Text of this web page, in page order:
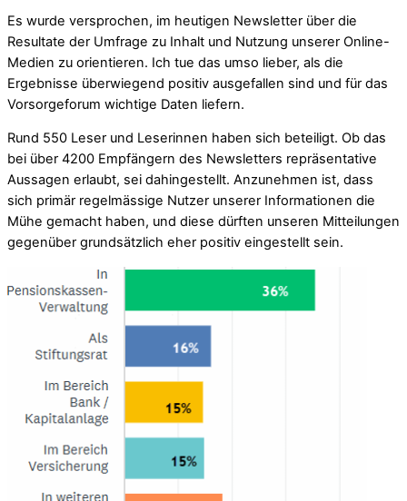
Es wurde versprochen, im heutigen Newsletter über die
Resultate der Umfrage zu Inhalt und Nutzung unserer Online-
Medien zu orientieren. Ich tue das umso lieber, als die
Ergebnisse überwiegend positiv ausgefallen sind und für das
Vorsorgeforum wichtige Daten liefern.
Rund 550 Leser und Leserinnen haben sich beteiligt. Ob das
bei über 4200 Empfängern des Newsletters repräsentative
Aussagen erlaubt, sei dahingestellt. Anzunehmen ist, dass
sich primär regelmässige Nutzer unserer Informationen die
Mühe gemacht haben, und diese dürften unseren Mitteilungen
gegenüber grundsätzlich eher positiv eingestellt sein.